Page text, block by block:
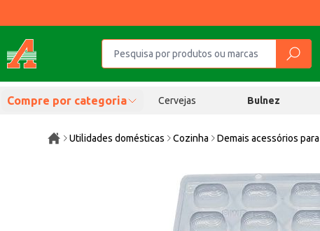
Compre por categoria Cervejas Bulnez
Utilidades domésticas Cozinha Demais acessórios para